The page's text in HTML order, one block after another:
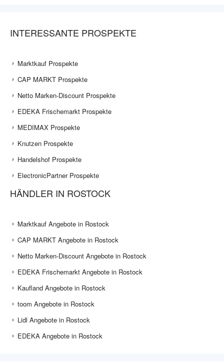
INTERESSANTE PROSPEKTE
Marktkauf Prospekte
CAP MARKT Prospekte
Netto Marken-Discount Prospekte
EDEKA Frischemarkt Prospekte
MEDIMAX Prospekte
Knutzen Prospekte
Handelshof Prospekte
ElectronicPartner Prospekte
HÄNDLER IN ROSTOCK
Marktkauf Angebote in Rostock
CAP MARKT Angebote in Rostock
Netto Marken-Discount Angebote in Rostock
EDEKA Frischemarkt Angebote in Rostock
Kaufland Angebote in Rostock
toom Angebote in Rostock
Lidl Angebote in Rostock
EDEKA Angebote in Rostock